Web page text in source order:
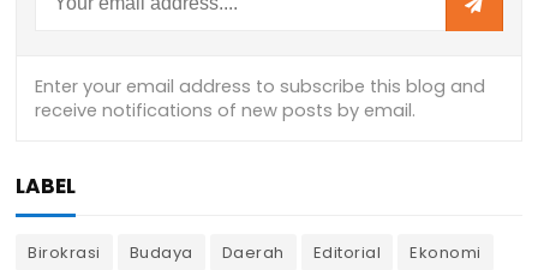
LABEL
Birokrasi Budaya Daerah Editorial
Ekonomi